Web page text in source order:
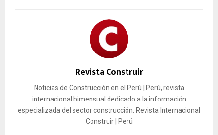
Revista Construir
Noticias de Construcción en el Perú | Perú, revista
internacional bimensual dedicado a la información
especializada del sector construcción. Revista Internacional
Construir | Perú